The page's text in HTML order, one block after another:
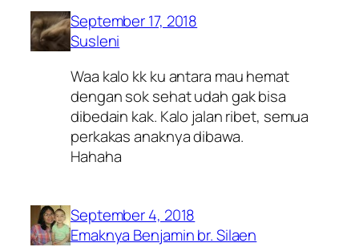
September 17, 2018
Susleni
Waa kalo kk ku antara mau hemat
dengan sok sehat udah gak bisa
dibedain kak. Kalo jalan ribet, semua
perkakas anaknya dibawa.
Hahaha
September 4, 2018
Emaknya Benjamin br. Silaen